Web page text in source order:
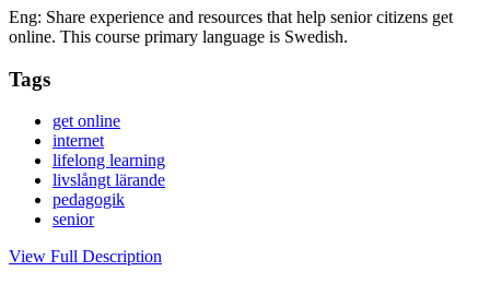
Eng: Share experience and resources that help senior citizens get
online. This course primary language is Swedish.
Tags
get online
internet
lifelong learning
livslångt lärande
pedagogik
senior
View Full Description